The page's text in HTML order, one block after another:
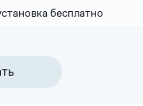
бесплатно